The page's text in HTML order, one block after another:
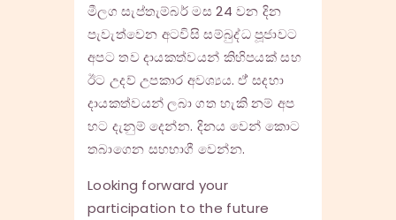
මීලග සැප්තැම්බර් මස 24 වන දින
පැවැත්වෙන අටවිසි සම්බුද්ධ පූජාවට
අපට තව දායකත්වයන් කිහිපයක් සහ
ඊට උදව් උපකාර අවශ්‍යය. ඒ් සදහා
දායකත්වයන් ලබා ගත හැකි නම් අප
හට දැනුම් දෙන්න. දිනය වෙන් කොට
තබාගෙන සහභාගී වෙන්න.
Looking forward your
participation to the future